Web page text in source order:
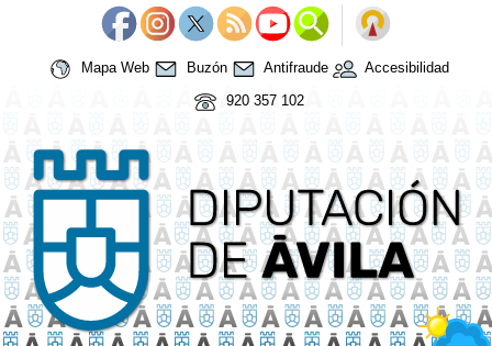
Mapa Web Buzón Antifraude
Accesibilidad
920 357 102